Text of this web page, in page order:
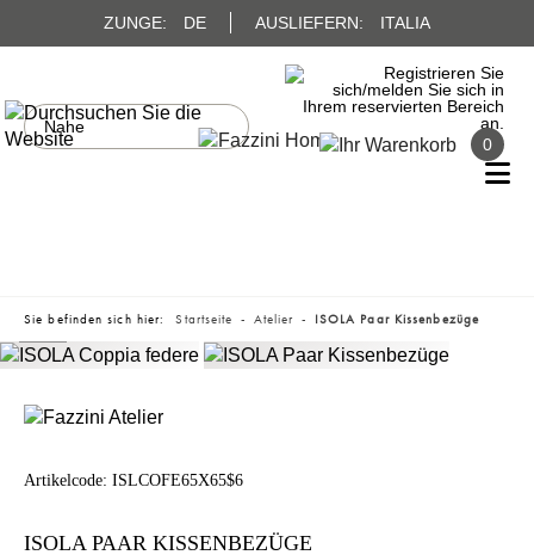
ZUNGE: DE AUSLIEFERN: ITALIA
0
Sie befinden sich hier: Startseite Atelier ISOLA Paar Kissenbezüge
Artikelcode: ISLCOFE65X65$6
ISOLA PAAR KISSENBEZÜGE